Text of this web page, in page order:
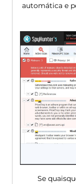
automática e
Se